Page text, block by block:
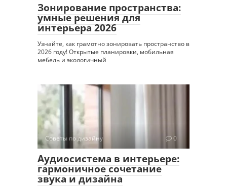
Зонирование пространства:
умные решения для
интерьера 2026
Узнайте, как грамотно зонировать пространство в
2026 году! Открытые планировки, мобильная
мебель и экологичный
Советы по дизайну 0
Аудиосистема в интерьере:
гармоничное сочетание
звука и дизайна